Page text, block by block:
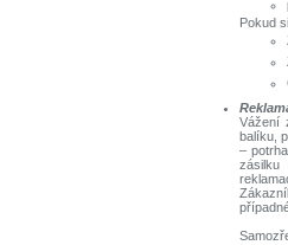
Pokud
Vážení
balíku,
–
zásilku